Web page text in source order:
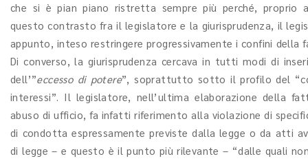
che si è pian piano ristretta sempre più perché, proprio
questo contrasto fra il legislatore e la giurisprudenza, il
appunto, inteso restringere progressivamente i confini della
Di converso, la giurisprudenza cercava in tutti modi di
dell’”eccesso di potere”, soprattutto sotto il profilo del
interessi”. Il legislatore, nell’ultima elaborazione della
abuso di ufficio, fa infatti riferimento alla violazione di
di condotta espressamente previste dalla legge o da atti
di legge – e questo è il punto più rilevante – “dalle quali